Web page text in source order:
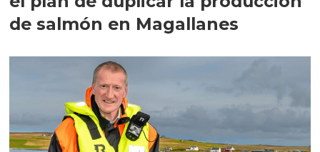
de salmón en Magallanes